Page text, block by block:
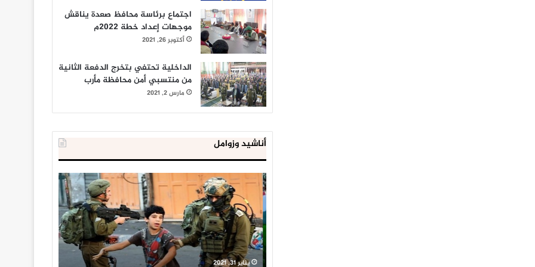
اجتماع برئاسة محافظ صعدة يناقش
موجهات إعداد خطة 2022م
أكتوبر 26, 2021
الداخلية تحتفي بتخرج الدفعة الثانية
من منتسبي أمن محافظة مأرب
مارس 2, 2021
أناشيد وزوامل
العدو
الإسرائيلي
اعتقل
543
طفلا
فلسطينيا
خلال
يناير 31, 2021
الداخلية
تعلن
إحباط
‘مخطط
كبير’